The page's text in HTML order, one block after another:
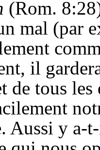
(Rom.
mal (par
il
de tous
Aussi y a-